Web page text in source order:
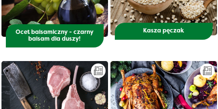
Ocet balsamiczny - czarny
balsam dla duszy!
Kasza pęczak